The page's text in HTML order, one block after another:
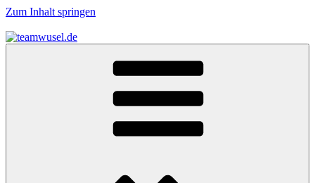
Zum Inhalt springen